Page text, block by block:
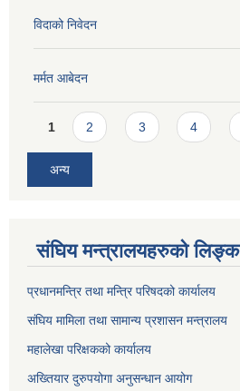
विदाको निवेदन
मर्मत आबेदन
Pages
1 2 3 4
अन्य
संघिय मन्त्रालयहरुको लिङ्‍क
प्रधानमन्त्रि तथा मन्त्रि परिषदको कार्यालय
संघिय मामिला तथा सामान्य प्रशासन मन्त्रालय
महालेखा परिक्षकको कार्यालय
अख्तियार दुरुपयोगा अनुसन्धान आयोग